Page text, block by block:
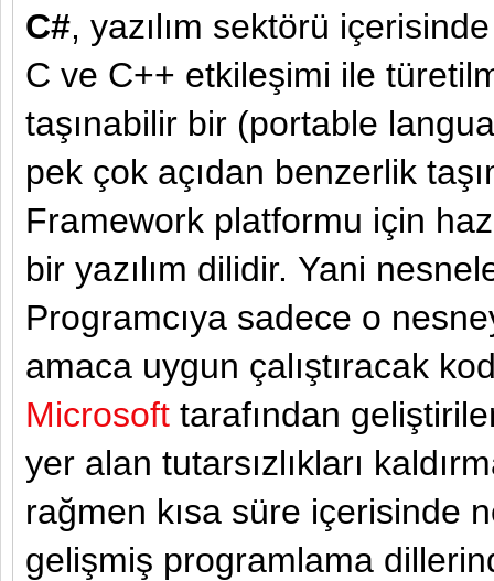
C#, yazılım sektörü
C ve C++ etkileşimi ile
taşınabilir bir (portable
pek çok açıdan benzerlik
Framework platformu için
bir yazılım dilidir. Yani
Programcıya sadece o
amaca uygun çalıştıracak
Microsoft tarafından
yer alan tutarsızlıkları
rağmen kısa süre içerisinde
gelişmiş programlama